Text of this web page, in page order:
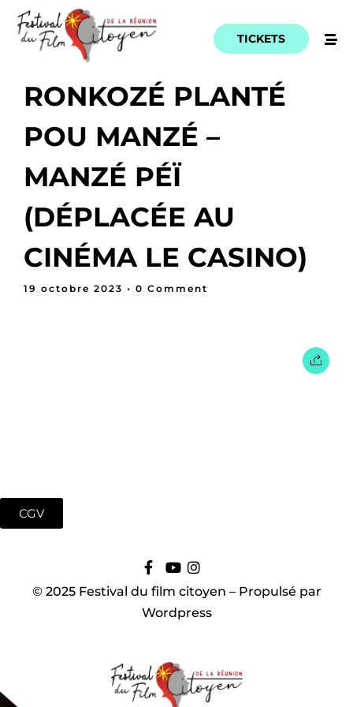
TICKETS
RONKOZÉ PLANTÉ
POU MANZÉ –
MANZÉ PÉÏ
(DÉPLACÉE AU
CINÉMA LE CASINO)
19 octobre 2023 • 0 Comment
© 2025 Festival du film citoyen – Propulsé par
Wordpress
CGV
Home
Schedules
Artists
Location